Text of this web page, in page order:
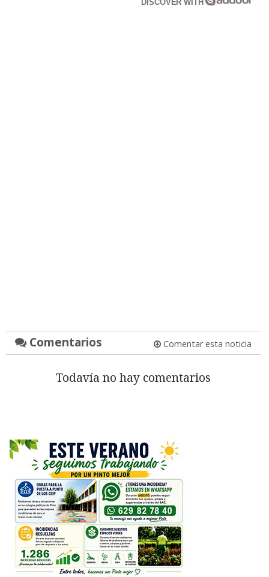
DISCOVER WITH
Comentarios Comentar esta noticia
Todavía no hay comentarios